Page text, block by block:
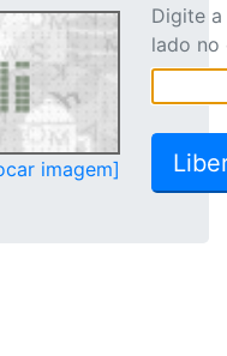
imagem]
Digite
lado no